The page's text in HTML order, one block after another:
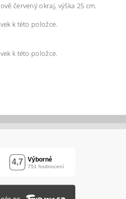
červený okraj, výška 25 cm.
k této položce.
k této položce.